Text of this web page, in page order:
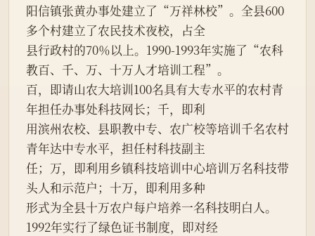
阳信镇张黄办事处建立了“万祥林校”。全县600
多个村建立了农民技术夜校，占全
县行政村的70％以上。1990-1993年实施了“农科
教百、千、万、十万人才培训工程”。
百，即请山农大培训100名具有大专水平的农村青
年担任办事处科技网长；千，即利
用滨州农校、县职教中专、农广校等培训千名农村
青年达中专水平，担任村科技副主
任；万，即利用乡镇科技培训中心培训万名科技带
头人和示范户；十万，即利用多种
形式为全县十万农户每户培养一名科技明白人。
1992年实行了绿色证书制度，即对经